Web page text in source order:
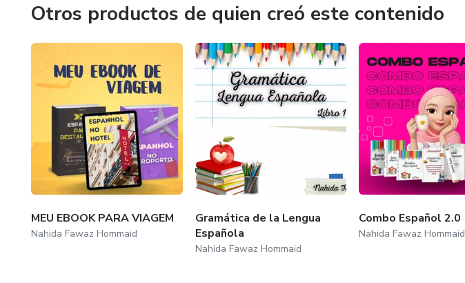
Otros productos de quien creó este contenido
MEU EBOOK PARA VIAGEM
Nahida Fawaz Hommaid
Gramática de la Lengua
Española
Nahida Fawaz Hommaid
Combo Español 2.0
Nahida Fawaz Hommaid